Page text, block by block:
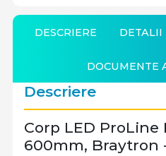
DESCRIERE DETALII
DOCUMENTE
Descriere
Corp LED ProLine
600mm, Braytron